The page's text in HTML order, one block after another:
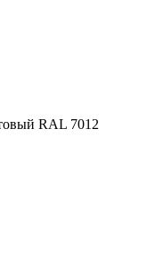
RAL 7012